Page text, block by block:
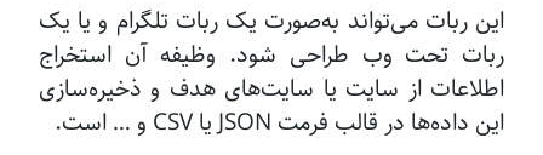
این ربات می‌تواند به‌صورت یک ربات تلگرام و یا یک
ربات تحت وب طراحی شود. وظیفه آن استخراج
اطلاعات از سایت یا سایت‌های هدف و ذخیره‌سازی
این داده‌ها در قالب فرمت JSON یا CSV و … است.